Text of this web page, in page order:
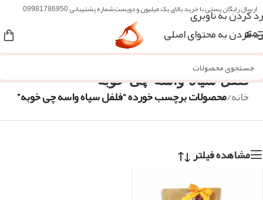
رد کردن به ناوبری
رد کردن به محتوای اصلی
ارسال رایگان پستی با خرید بالای یک میلیون و دویستشماره پشتیبانی 09981786950
منو
فلفل سیاه واسه چی خوبه
خانه/محصولات برچسب خورده “فلفل سیاه واسه چی خوبه”
مشاهده فیلتر